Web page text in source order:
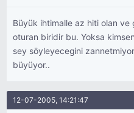
Büyük ihtimalle az hiti olan
oturan biridir bu. Yoksa
sey söyleyecegini
büyüyor..
12-07-2005, 14:21:47